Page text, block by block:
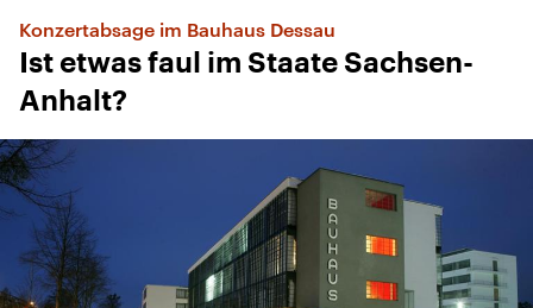
Konzertabsage im Bauhaus Dessau
Ist etwas faul im Staate Sachsen-
Anhalt?